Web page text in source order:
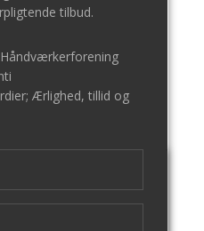
tilbud.
Ærlighed, tillid og